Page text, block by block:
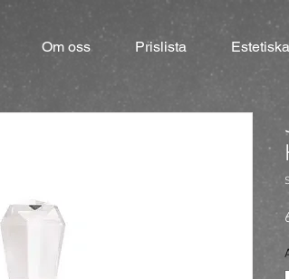
Om oss Prislista